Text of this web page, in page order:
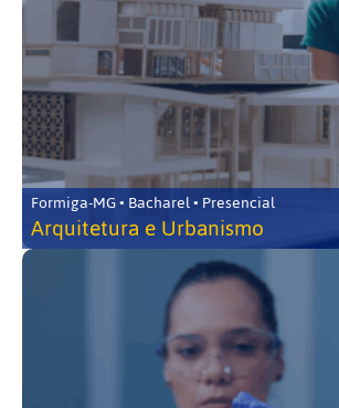
Formiga-MG • Bacharel • Presencial
Arquitetura e Urbanismo